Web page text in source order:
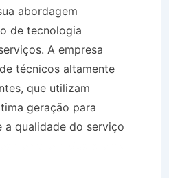
abordagem
de tecnologia
A empresa
técnicos altamente
que utilizam
geração para
a qualidade do serviço